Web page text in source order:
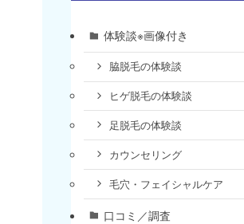
体験談※画像付き
脇脱毛の体験談
ヒゲ脱毛の体験談
足脱毛の体験談
カウンセリング
毛穴・フェイシャルケア
口コミ／調査